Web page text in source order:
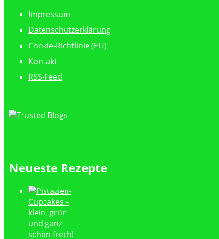
Impressum
Datenschutzerklärung
Cookie-Richtlinie (EU)
Kontakt
RSS-Feed
Neueste Rezepte